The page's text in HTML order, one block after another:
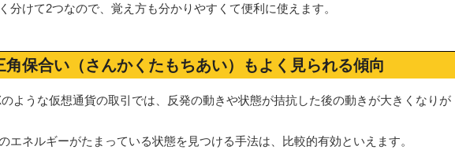
分けて2つなので、覚え方も分かりやすくて便利に使えます。
角保合い（さんかくたもちあい）もよく見られる傾向
ような仮想通貨の取引では、反発の動きや状態が拮抗した後の動きが大きくなりが
エネルギーがたまっている状態を見つける手法は、比較的有効といえます。